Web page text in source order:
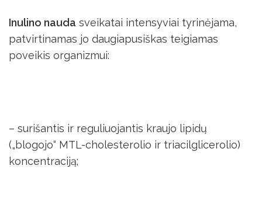
Inulino nauda sveikatai intensyviai tyrinėjama,
patvirtinamas jo daugiapusiškas teigiamas
poveikis organizmui:
– surišantis ir reguliuojantis kraujo lipidų
(„blogojo“ MTL-cholesterolio ir triacilglicerolio)
koncentraciją;